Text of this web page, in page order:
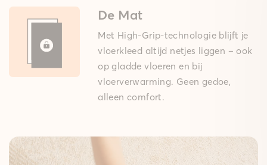
De Mat
Met High-Grip-technologie blijft je
vloerkleed altijd netjes liggen – ook
op gladde vloeren en bij
vloerverwarming. Geen gedoe,
alleen comfort.